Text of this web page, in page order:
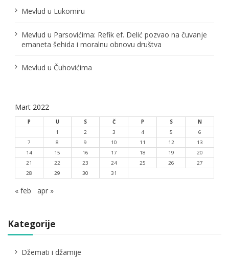
k
Mevlud u Lukomiru
Mevlud u Parsovićima: Refik ef. Delić pozvao na čuvanje
emaneta šehida i moralnu obnovu društva
Mevlud u Čuhovićima
Mart 2022
P U S Č P S
N
1
2 3 4 5
6
7
8 9 10 11 12
13
14
15 16 17 18 19
20
21
22 23 24 25 26
27
28
29 30 31
« feb apr »
Kategorije
Džemati i džamije